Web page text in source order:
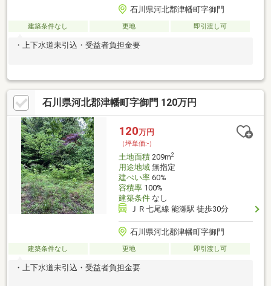
石川県河北郡津幡町字御門
建築条件なし 更地 即引渡し可
・上下水道未引込・受益者負担金要
石川県河北郡津幡町字御門 120万円
120万円
（坪単価:-）
土地面積209m2
用途地域無指定
建ぺい率60%
容積率100%
建築条件なし
ＪＲ七尾線 能瀬駅 徒歩30分
石川県河北郡津幡町字御門
建築条件なし 更地 即引渡し可
・上下水道未引込・受益者負担金要